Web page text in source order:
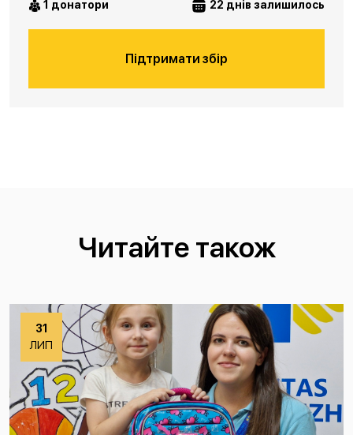
1 донатори 22 днів залишилось
Підтримати збір
Читайте також
31
ЛИП